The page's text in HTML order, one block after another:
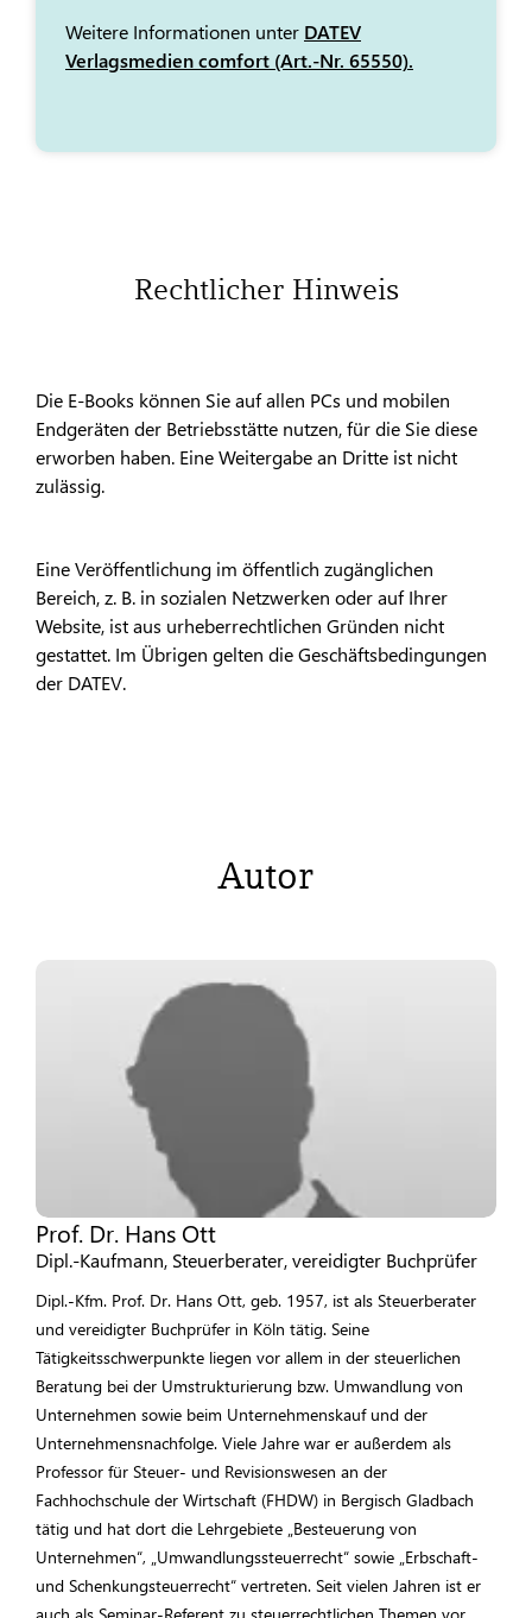
Weitere Informationen unter DATEV
Verlagsmedien comfort (Art.-Nr. 65550).
Rechtlicher Hinweis
Die E-Books können Sie auf allen PCs und mobilen
Endgeräten der Betriebsstätte nutzen, für die Sie diese
erworben haben. Eine Weitergabe an Dritte ist nicht
zulässig.
Eine Veröffentlichung im öffentlich zugänglichen
Bereich, z. B. in sozialen Netzwerken oder auf Ihrer
Website, ist aus urheberrechtlichen Gründen nicht
gestattet. Im Übrigen gelten die Geschäftsbedingungen
der DATEV.
Autor
Prof. Dr. Hans Ott
Dipl.-Kaufmann, Steuerberater, vereidigter Buchprüfer
Dipl.-Kfm. Prof. Dr. Hans Ott, geb. 1957, ist als Steuerberater
und vereidigter Buchprüfer in Köln tätig. Seine
Tätigkeitsschwerpunkte liegen vor allem in der steuerlichen
Beratung bei der Umstrukturierung bzw. Umwandlung von
Unternehmen sowie beim Unternehmenskauf und der
Unternehmensnachfolge. Viele Jahre war er außerdem als
Professor für Steuer- und Revisionswesen an der
Fachhochschule der Wirtschaft (FHDW) in Bergisch Gladbach
tätig und hat dort die Lehrgebiete „Besteuerung von
Unternehmen“, „Umwandlungssteuerrecht“ sowie „Erbschaft-
und Schenkungsteuerrecht“ vertreten. Seit vielen Jahren ist er